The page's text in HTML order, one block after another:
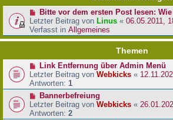
Bitte vor dem ersten Post lesen:
Letzter Beitrag von Linus « 06.05.2011,
Verfasst in Allgemeines
Themen
Link Entfernung über Admin Menü
Letzter Beitrag von Webkicks «
Antworten: 1
Bannerbefreiung
Letzter Beitrag von Webkicks «
Antworten: 2